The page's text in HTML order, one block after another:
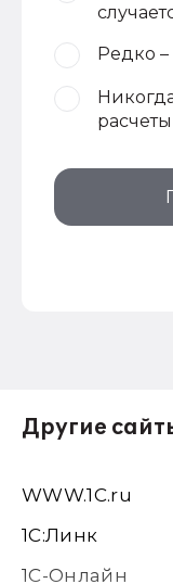
Редко –
Другие
WWW.1С.ru
1С:Линк
1С-Онлайн